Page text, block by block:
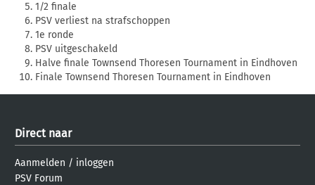
1/2 finale
PSV verliest na strafschoppen
1e ronde
PSV uitgeschakeld
Halve finale Townsend Thoresen Tournament in Eindhoven
Finale Townsend Thoresen Tournament in Eindhoven
Direct naar
Aanmelden / inloggen
PSV Forum